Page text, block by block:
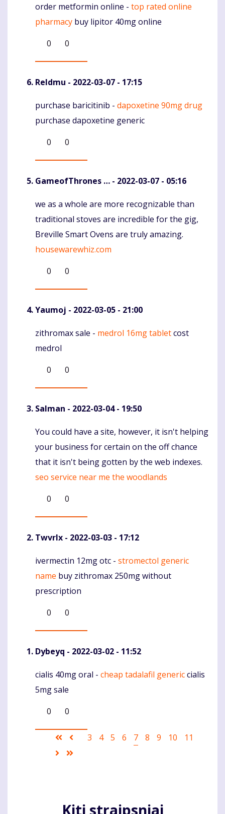
Komentaras
order metformin online - top rated online
pharmacy buy lipitor 40mg online
0
0
Reldmu - 2022-03-07 - 17:15
Komentaras
purchase baricitinib - dapoxetine 90mg drug
purchase dapoxetine generic
0
0
GameofThrones … - 2022-03-07 - 05:16
Komentaras
we as a whole are more recognizable than
traditional stoves are incredible for the gig,
Breville Smart Ovens are truly amazing.
housewarewhiz.com
0
0
Yaumoj - 2022-03-05 - 21:00
Komentaras
zithromax sale - medrol 16mg tabletcost
medrol
0
0
Salman - 2022-03-04 - 19:50
Komentaras
You could have a site, however, it isn't helping
your business for certain on the off chance
that it isn't being gotten by the web indexes.
seo service near me the woodlands
0
0
Twvrlx - 2022-03-03 - 17:12
Komentaras
ivermectin 12mg otc - stromectol generic
name buy zithromax 250mg without
prescription
0
0
Dybeyq - 2022-03-02 - 11:52
Komentaras
cialis 40mg oral - cheap tadalafil genericcialis
5mg sale
0
0
Pagination
First
page
Ankstesnis
Puslapis
3 Puslapis
4 Puslapis
5 Puslapis
6
Current
7 Puslapis
8 Puslapis
9 Puslapis
10 Puslapis
11
Sekantis
Kiti straipsniai